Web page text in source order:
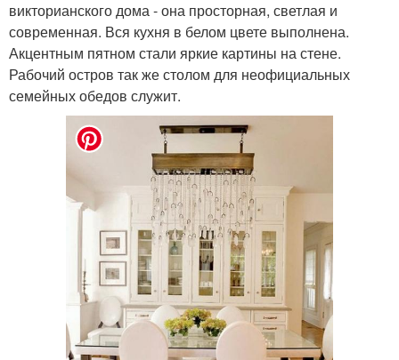
викторианского дома - она просторная, светлая и
современная. Вся кухня в белом цвете выполнена.
Акцентным пятном стали яркие картины на стене.
Рабочий остров так же столом для неофициальных
семейных обедов служит.